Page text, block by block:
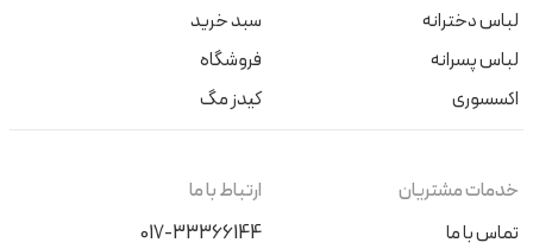
لباس دخترانه
لباس پسرانه
اکسسوری
سبد خرید
فروشگاه
کیدز مگ
خدمات مشتریان
تماس با ما
ارتباط با ما
017-33366144